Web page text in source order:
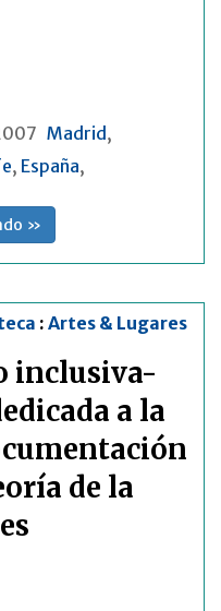
Madrid ,
, España,
»
: Artes & Lugares
inclusiva-
a la
de la